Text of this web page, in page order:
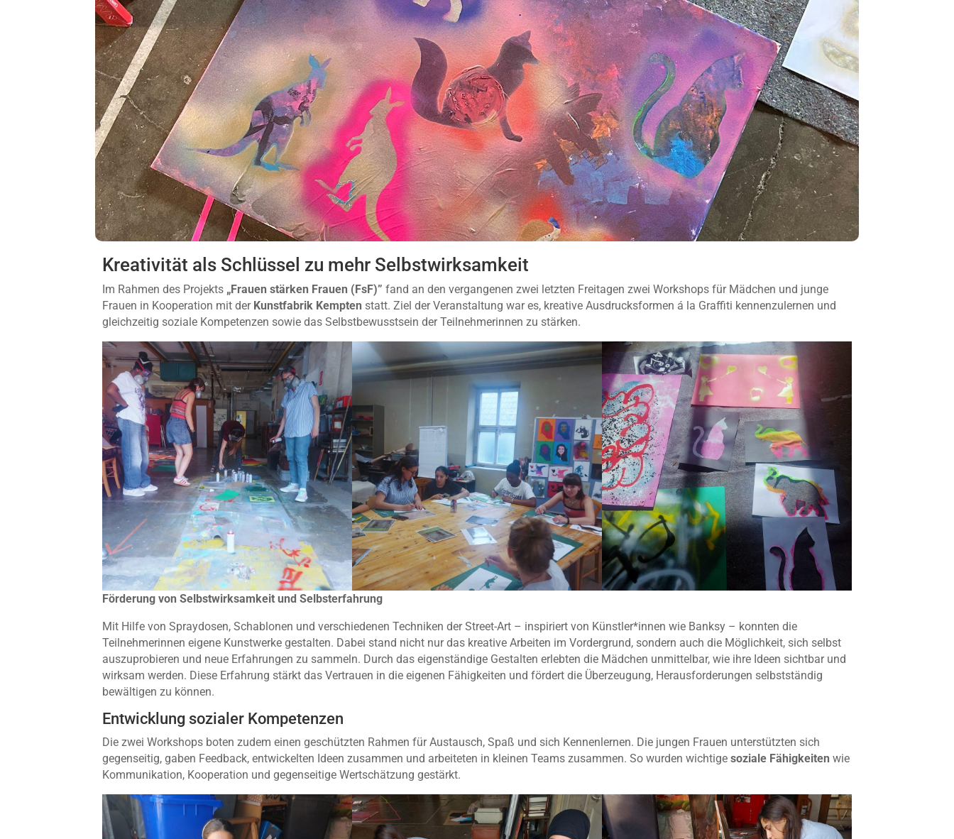
Kreativität als Schlüssel zu mehr Selbstwirksamkeit
Im Rahmen des Projekts „Frauen stärken Frauen (FsF)” fand an den vergangenen zwei letzten Freitagen zwei Workshops für Mädchen und junge
Frauen in Kooperation mit der Kunstfabrik Kempten statt. Ziel der Veranstaltung war es, kreative Ausdrucksformen á la Graffiti kennenzulernen und
gleichzeitig soziale Kompetenzen sowie das Selbstbewusstsein der Teilnehmerinnen zu stärken.
Förderung von Selbstwirksamkeit und Selbsterfahrung
Mit Hilfe von Spraydosen, Schablonen und verschiedenen Techniken der Street-Art – inspiriert von Künstler*innen wie Banksy – konnten die
Teilnehmerinnen eigene Kunstwerke gestalten. Dabei stand nicht nur das kreative Arbeiten im Vordergrund, sondern auch die Möglichkeit, sich selbst
auszuprobieren und neue Erfahrungen zu sammeln. Durch das eigenständige Gestalten erlebten die Mädchen unmittelbar, wie ihre Ideen sichtbar und
wirksam werden. Diese Erfahrung stärkt das Vertrauen in die eigenen Fähigkeiten und fördert die Überzeugung, Herausforderungen selbstständig
bewältigen zu können.
Entwicklung sozialer Kompetenzen
Die zwei Workshops boten zudem einen geschützten Rahmen für Austausch, Spaß und sich Kennenlernen. Die jungen Frauen unterstützten sich
gegenseitig, gaben Feedback, entwickelten Ideen zusammen und arbeiteten in kleinen Teams zusammen. So wurden wichtigesoziale Fähigkeiten wie
Kommunikation, Kooperation und gegenseitige Wertschätzung gestärkt.